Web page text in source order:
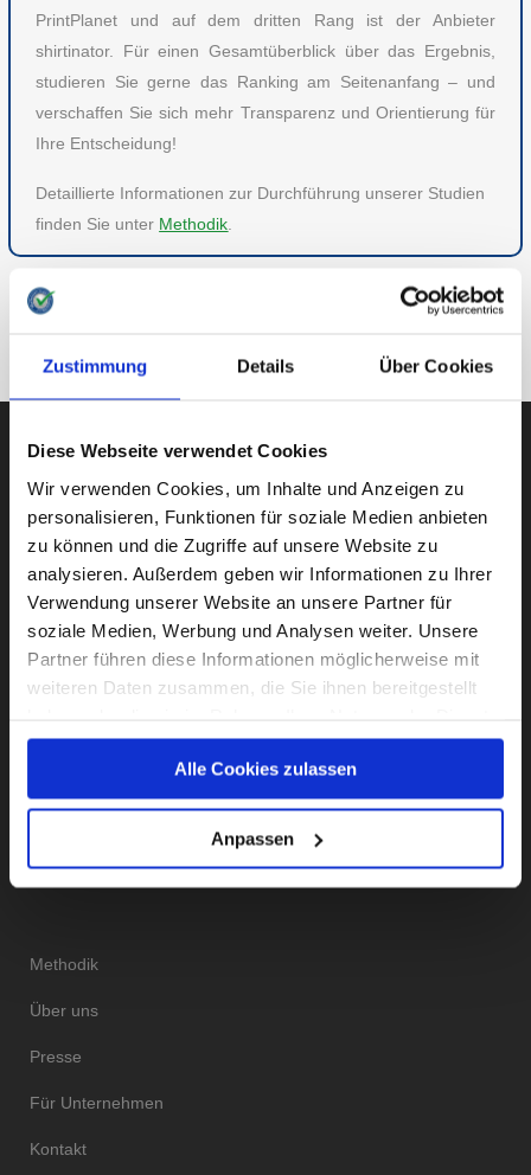
Zustimmung Details Über Cookies
Diese Webseite verwendet Cookies
Wir verwenden Cookies, um Inhalte und Anzeigen zu
personalisieren, Funktionen für soziale Medien anbieten
zu können und die Zugriffe auf unsere Website zu
analysieren. Außerdem geben wir Informationen zu Ihrer
Verwendung unserer Website an unsere Partner für
soziale Medien, Werbung und Analysen weiter. Unsere
Partner führen diese Informationen möglicherweise mit
weiteren Daten zusammen, die Sie ihnen bereitgestellt
gesammelt haben.
Unsere Datenschutzerklärung finden siehier.
Alle Cookies zulassen
Anpassen
PrintPlanet und auf dem dritten Rang ist der Anbieter
shirtinator. Für einen Gesamtüberblick über das Ergebnis,
studieren Sie gerne das Ranking am Seitenanfang – und
verschaffen Sie sich mehr Transparenz und Orientierung für
Ihre Entscheidung!
Detaillierte Informationen zur Durchführung unserer Studien
finden Sie unter Methodik.
ZU FASHION & LIFESTYLE
ZUR ÜBERSICHT
AUBII GMBH
Große Bleichen 21
20354 HAMBURG
Facebook
LinkedIn
DAS INSTITUT
Methodik
Über uns
Presse
Für Unternehmen
Kontakt